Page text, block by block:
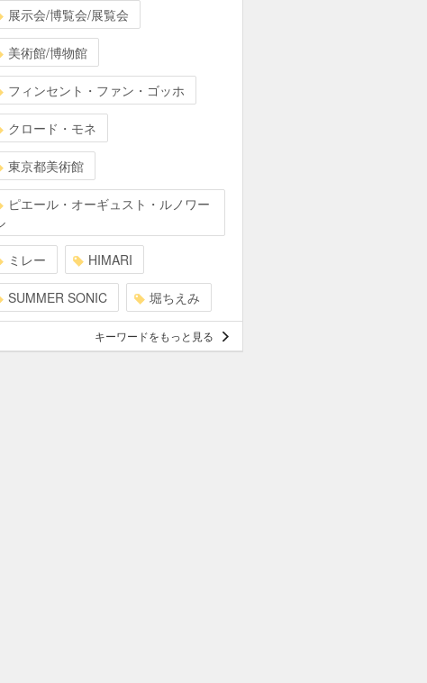
展示会/博覧会/展覧会
美術館/博物館
フィンセント・ファン・ゴッホ
クロード・モネ
東京都美術館
ピエール・オーギュスト・ルノワー
ミレー HIMARI
SUMMER SONIC 堀ちえみ
キーワードをもっと見る